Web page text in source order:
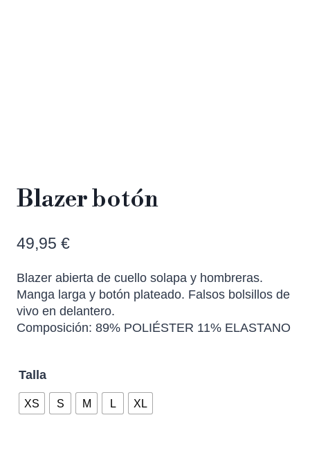
Blazer botón
49,95 €
Blazer abierta de cuello solapa y hombreras.
Manga larga y botón plateado. Falsos bolsillos de
vivo en delantero.
Composición: 89% POLIÉSTER 11% ELASTANO
Talla
XS S M L XL